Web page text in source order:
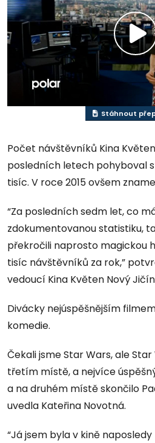
Stáhnout
Počet návštěvníků Kina
posledních letech pohyboval
tisíc. V roce 2015 ovšem
“Za posledních sedm let, co
zdokumentovanou statistiku,
překročili naprosto magickou
tisíc návštěvníků za rok,”
vedoucí Kina Květen Nový
Divácky nejúspěšnějším
komedie.
Čekali jsme Star Wars, ale
třetím místě, a nejvíce
a na druhém místě skončilo
uvedla Kateřina Novotná.
“Já jsem byla v kině